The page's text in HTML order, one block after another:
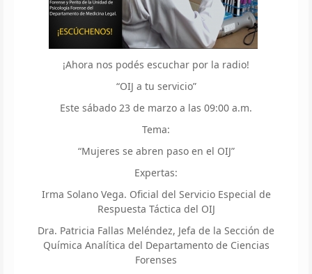
¡Ahora nos podés escuchar por la radio!
“OIJ a tu servicio”
Este sábado 23 de marzo a las 09:00 a.m.
Tema:
“Mujeres se abren paso en el OIJ”
Expertas:
Irma Solano Vega. Oficial del Servicio Especial de
Respuesta Táctica del OIJ
Dra. Patricia Fallas Meléndez, Jefa de la Sección de
Química Analítica del Departamento de Ciencias
Forenses